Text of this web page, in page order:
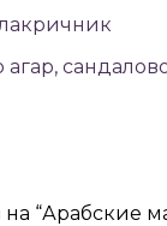
“Арабские